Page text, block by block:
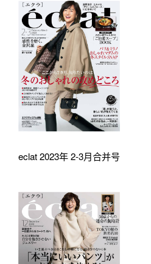
eclat 2023年 2-3月合并号